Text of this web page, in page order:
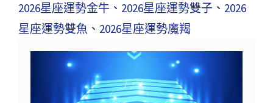
2026星座運勢金牛 、 2026星座運勢雙子 、 2026
星座運勢雙魚 、 2026星座運勢魔羯